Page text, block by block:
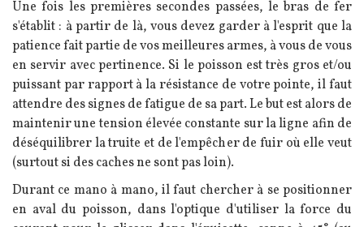
Une fois les premières secondes passées, le bras de fer
s'établit : à partir de là, vous devez garder à l'esprit que la
patience fait partie de vos meilleures armes, à vous de vous
en servir avec pertinence. Si le poisson est très gros et/ou
puissant par rapport à la résistance de votre pointe, il faut
attendre des signes de fatigue de sa part.Le but est alors de
maintenir une tension élevée constante sur la ligne afin de
déséquilibrer la truite et de l'empêcher de fuir où elle veut
(surtout si des caches ne sont pas loin).
Durant ce mano à mano, il faut chercher à se positionner
en aval du poisson, dans l'optique d'utiliser la force du